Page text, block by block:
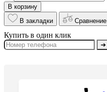
В корзину
В закладки
Сравнение
Купить в один клик
➔